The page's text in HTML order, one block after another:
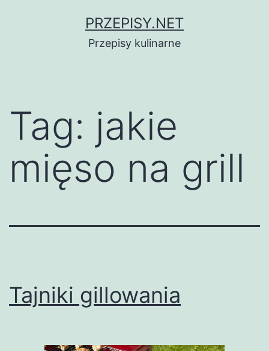
PRZEPISY.NET
Przepisy kulinarne
Tag: jakie
mięso na grill
Tajniki gillowania